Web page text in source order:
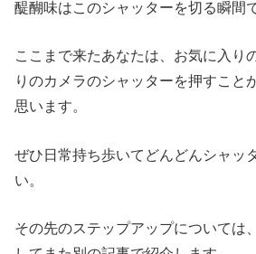
醍醐味はこのシャッターを切る瞬間
ここまで来たあなたは、お気に入り
りのカメラのシャッターを押すこと
思います。
ぜひ日常持ち歩いてどんどんシャッ
い。
その先のステップアップについては